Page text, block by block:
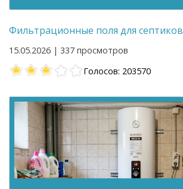
Фильтрационные поля для септиков
15.05.2026 | 337 просмотров
Голосов: 203570